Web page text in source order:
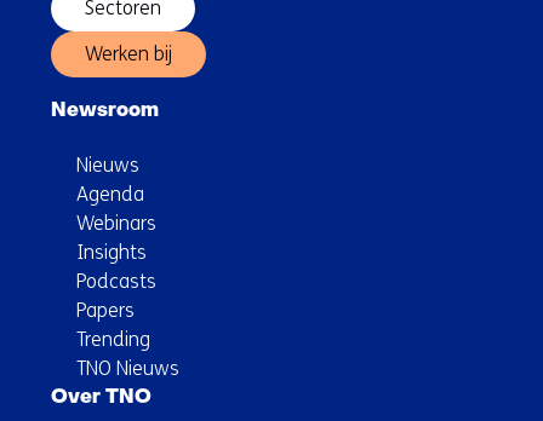
Sectoren
Werken bij
Newsroom
Nieuws
Agenda
Webinars
Insights
Podcasts
Papers
Trending
TNO Nieuws
Over TNO